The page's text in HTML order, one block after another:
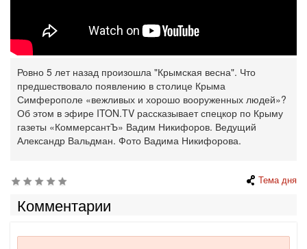
Ровно 5 лет назад произошла "Крымская весна". Что
предшествовало появлению в столице Крыма
Симферополе «вежливых и хорошо вооруженных людей»?
Об этом в эфире ITON.TV рассказывает спецкор по Крыму
газеты «КоммерсантЪ» Вадим Никифоров. Ведущий
Александр Вальдман. Фото Вадима Никифорова.
Тема дня
Комментарии